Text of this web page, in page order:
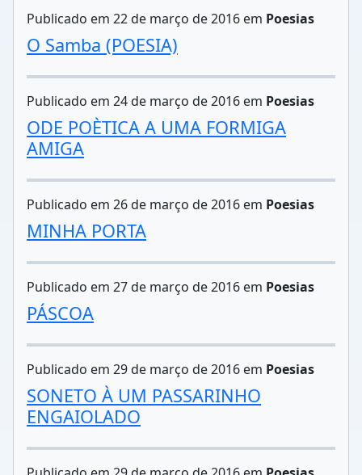
Publicado em 22 de março de 2016 em Poesias
O Samba (POESIA)
Publicado em 24 de março de 2016 em Poesias
ODE POÈTICA A UMA FORMIGA
AMIGA
Publicado em 26 de março de 2016 em Poesias
MINHA PORTA
Publicado em 27 de março de 2016 em Poesias
PÁSCOA
Publicado em 29 de março de 2016 em Poesias
SONETO À UM PASSARINHO
ENGAIOLADO